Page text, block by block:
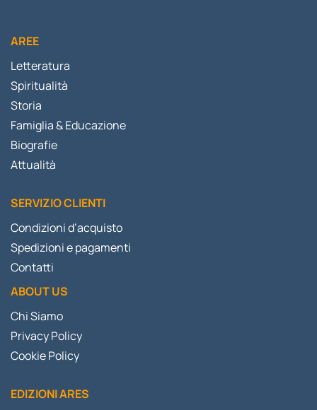
AREE
Letteratura
Spiritualità
Storia
Famiglia & Educazione
Biografie
Attualità
SERVIZIO CLIENTI
Condizioni d’acquisto
Spedizioni e pagamenti
Contatti
ABOUT US
Chi Siamo
Privacy Policy
Cookie Policy
EDIZIONI ARES